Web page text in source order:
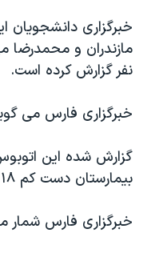
خبرگزاری دانشجویان
نفر گزارش کرده است.
خبرگزاری فارس می
بیمارستان دست کم ۱۸ اکیپ آمبولانس و یک هلی کوپتر امداد اعزام شده است.
خبرگزاری فارس شمار مجروحان را ۲۵